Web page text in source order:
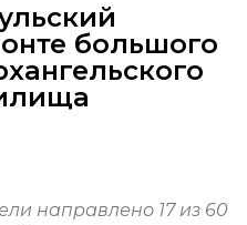
большого
направлено 17 из 60